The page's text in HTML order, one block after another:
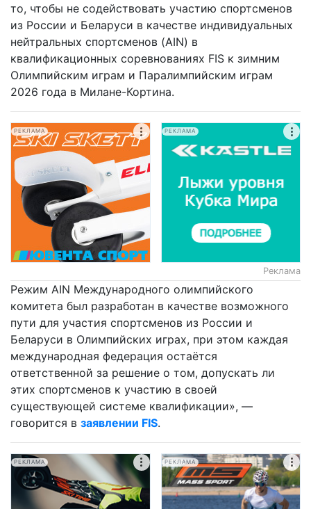
то, чтобы не содействовать участию спортсменов
из России и Беларуси в качестве индивидуальных
нейтральных спортсменов (AIN) в
квалификационных соревнованиях FIS к зимним
Олимпийским играм и Паралимпийским играм
2026 года в Милане-Кортина.
РЕКЛАМА РЕКЛАМА
Реклама
Режим AIN Международного олимпийского
комитета был разработан в качестве возможного
пути для участия спортсменов из России и
Беларуси в Олимпийских играх, при этом каждая
международная федерация остаётся
ответственной за решение о том, допускать ли
этих спортсменов к участию в своей
существующей системе квалификации», —
говорится в заявлении FIS.
РЕКЛАМА РЕКЛАМА